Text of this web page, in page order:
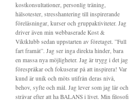
kostkonsultationer, personlig träning,
hälsotester, stresshantering till inspirerande
föreläsningar, kurser och gruppaktiviteter. Jag
driver även min webbaserade Kost &
Viktklubb sedan uppstarten av företaget. ”Full
fart framåt”. Jag ser inga direkta hinder, bara
en massa nya möjligheter. Jag är trygg i det jag
förespråkar och fokuserar på att inspirera! Var
kund är unik och möts utifrån deras nivå,
behov, syfte och mål. Jag lever som jag lär och
strävar efter att ha BALANS i livet. Min filosofi